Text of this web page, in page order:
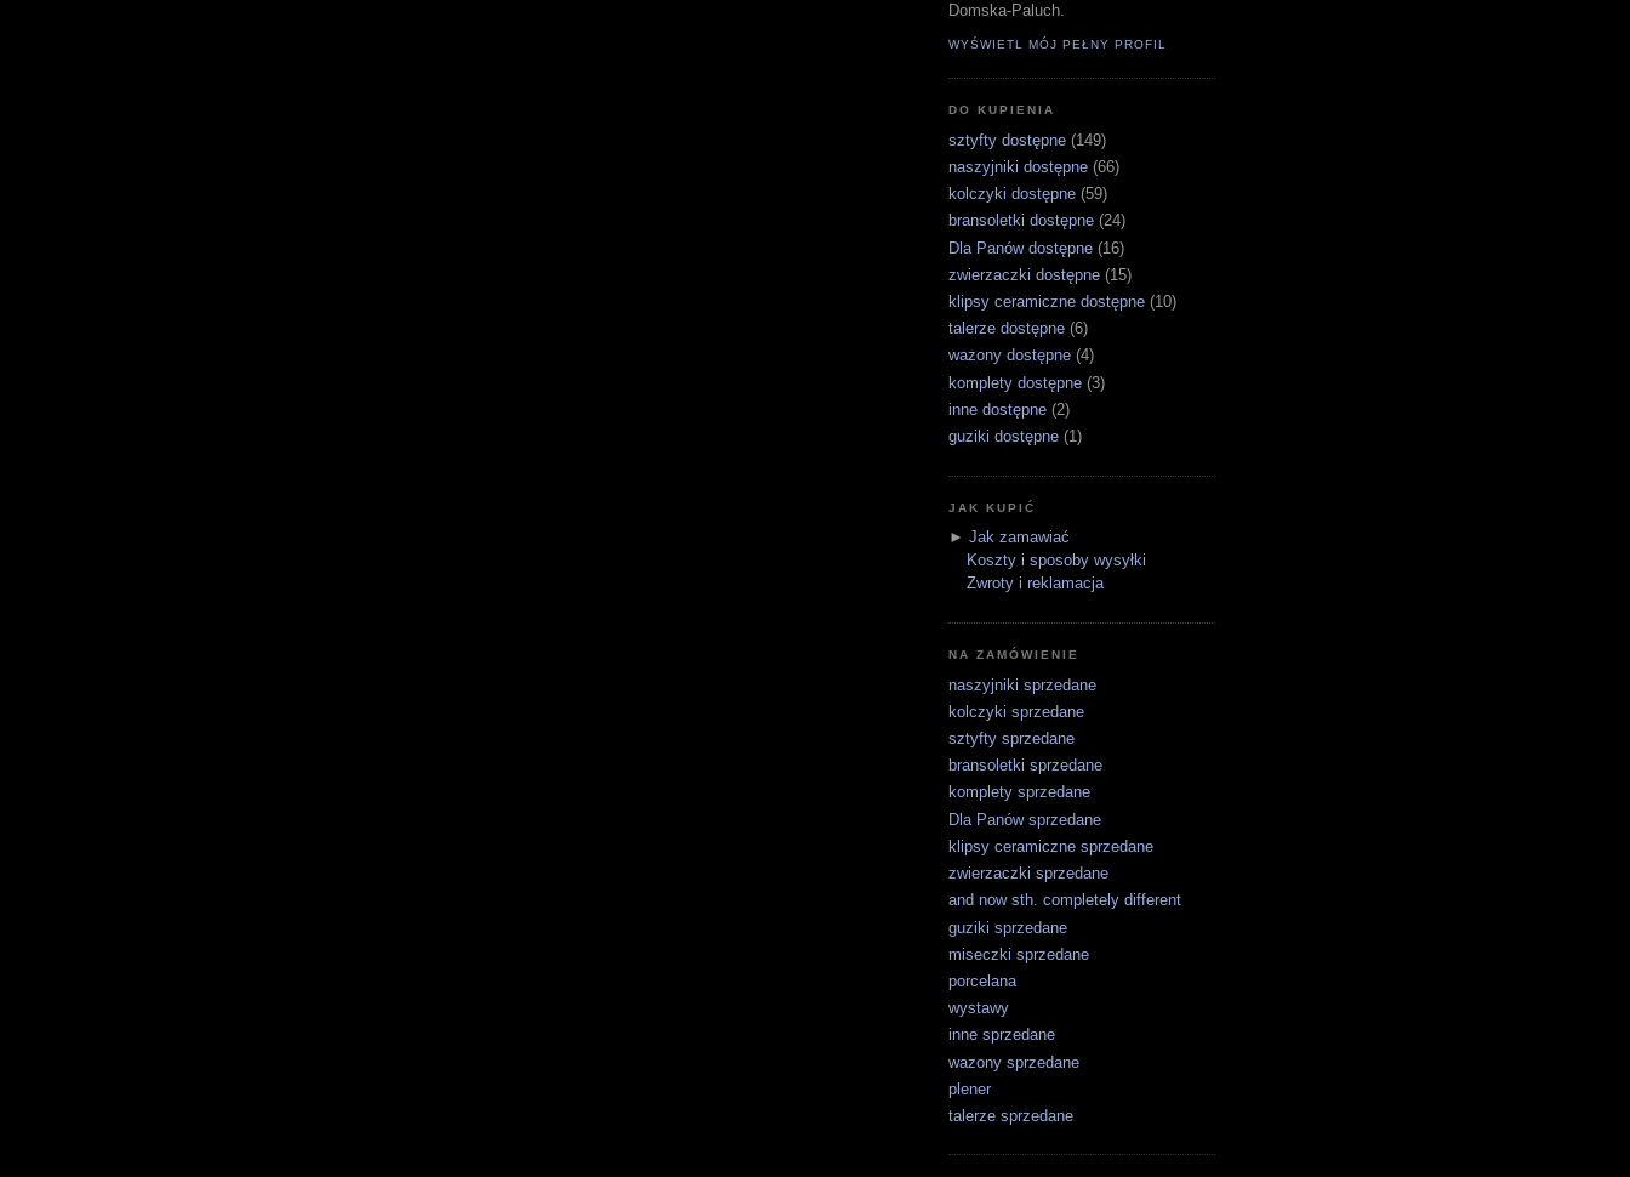
Domska-Paluch.
WYŚWIETL MÓJ PEŁNY PROFIL
DO KUPIENIA
sztyfty dostępne (149)
naszyjniki dostępne (66)
kolczyki dostępne (59)
bransoletki dostępne (24)
Dla Panów dostępne (16)
zwierzaczki dostępne (15)
klipsy ceramiczne dostępne (10)
talerze dostępne (6)
wazony dostępne (4)
komplety dostępne (3)
inne dostępne (2)
guziki dostępne (1)
JAK KUPIĆ
► Jak zamawiać
Koszty i sposoby wysyłki
Zwroty i reklamacja
NA ZAMÓWIENIE
naszyjniki sprzedane
kolczyki sprzedane
sztyfty sprzedane
bransoletki sprzedane
komplety sprzedane
Dla Panów sprzedane
klipsy ceramiczne sprzedane
zwierzaczki sprzedane
and now sth. completely different
guziki sprzedane
miseczki sprzedane
porcelana
wystawy
inne sprzedane
wazony sprzedane
plener
talerze sprzedane